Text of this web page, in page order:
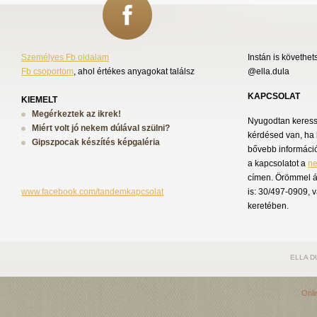
Személyes Fb oldalam
Fb csoportom, ahol értékes anyagokat találsz
KIEMELT
Megérkeztek az ikrek!
Miért volt jó nekem dúlával szülni?
Gipszpocak készítés képgaléria
www.facebook.com/tandemkapcsolat
Instán is
@ella.dula
KAPCSOLAT
Nyugodtan
kérdésed van,
bővebb
a kapcsolatot a
címen. Örömmel
is: 30/497-0909,
keretében.
ELLA